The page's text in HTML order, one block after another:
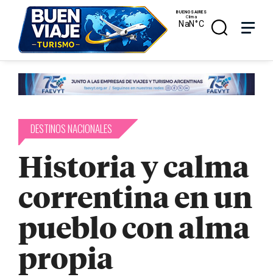
content
Menu
DESTINOS NACIONALES
Historia y calma
correntina en un
pueblo con alma
propia